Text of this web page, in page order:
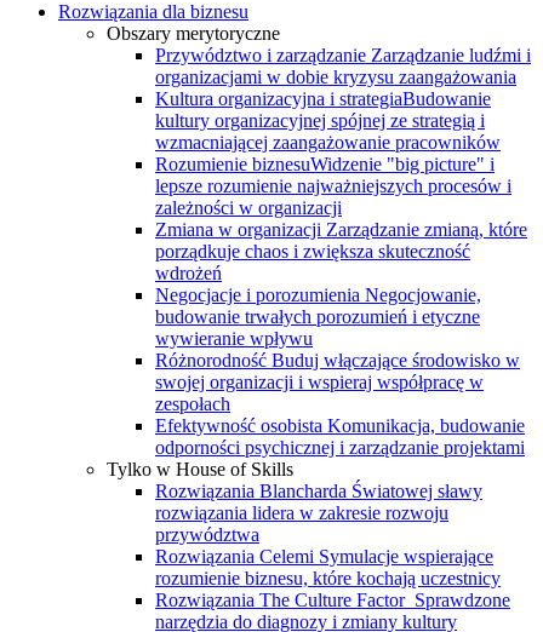
Rozwiązania dla biznesu
Obszary merytoryczne
Przywództwo i zarządzanie Zarządzanie ludźmi i
organizacjami w dobie kryzysu zaangażowania
Kultura organizacyjna i strategiaBudowanie
kultury organizacyjnej spójnej ze strategią i
wzmacniającej zaangażowanie pracowników
Rozumienie biznesuWidzenie "big picture" i
lepsze rozumienie najważniejszych procesów i
zależności w organizacji
Zmiana w organizacji Zarządzanie zmianą, które
porządkuje chaos i zwiększa skuteczność
wdrożeń
Negocjacje i porozumienia Negocjowanie,
budowanie trwałych porozumień i etyczne
wywieranie wpływu
Różnorodność Buduj włączające środowisko w
swojej organizacji i wspieraj współpracę w
zespołach
Efektywność osobista Komunikacja, budowanie
odporności psychicznej i zarządzanie projektami
Tylko w House of Skills
Rozwiązania Blancharda Światowej sławy
rozwiązania lidera w zakresie rozwoju
przywództwa
Rozwiązania Celemi Symulacje wspierające
rozumienie biznesu, które kochają uczestnicy
Rozwiązania The Culture Factor Sprawdzone
narzędzia do diagnozy i zmiany kultury